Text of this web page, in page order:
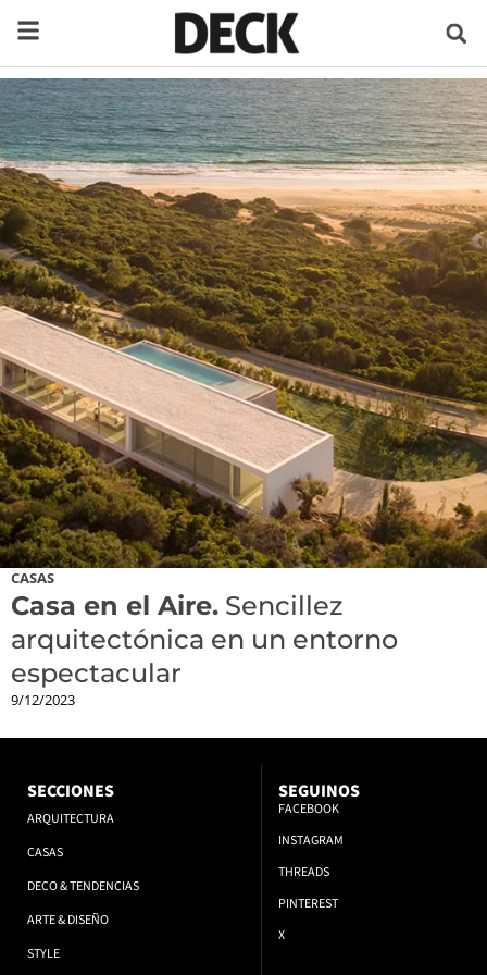
CASAS
Casa en el Aire. Sencillez
arquitectónica en un entorno
espectacular
9/12/2023
SECCIONES
ARQUITECTURA
CASAS
DECO & TENDENCIAS
ARTE & DISEÑO
STYLE
SEGUINOS
FACEBOOK
INSTAGRAM
THREADS
PINTEREST
X